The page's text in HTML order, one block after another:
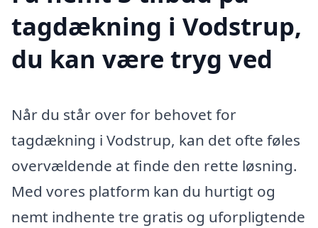
tagdækning i Vodstrup,
du kan være tryg ved
Når du står over for behovet for
tagdækning i Vodstrup, kan det ofte føles
overvældende at finde den rette løsning.
Med vores platform kan du hurtigt og
nemt indhente tre gratis og uforpligtende